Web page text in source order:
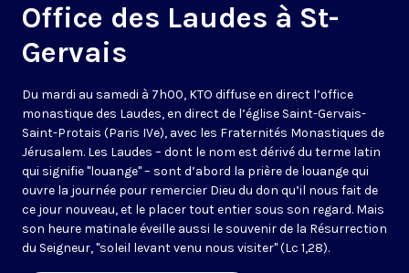
Office des Laudes à St-
Gervais
Du mardi au samedi à 7h00, KTO diffuse en direct l’office
monastique des Laudes, en direct de l’église Saint-Gervais-
Saint-Protais (Paris IVe), avec les Fraternités Monastiques de
Jérusalem. Les Laudes – dont le nom est dérivé du terme latin
qui signifie "louange" – sont d’abord la prière de louange qui
ouvre la journée pour remercier Dieu du don qu’il nous fait de
ce jour nouveau, et le placer tout entier sous son regard. Mais
son heure matinale éveille aussi le souvenir de la Résurrection
du Seigneur, "soleil levant venu nous visiter" (Lc 1,28).